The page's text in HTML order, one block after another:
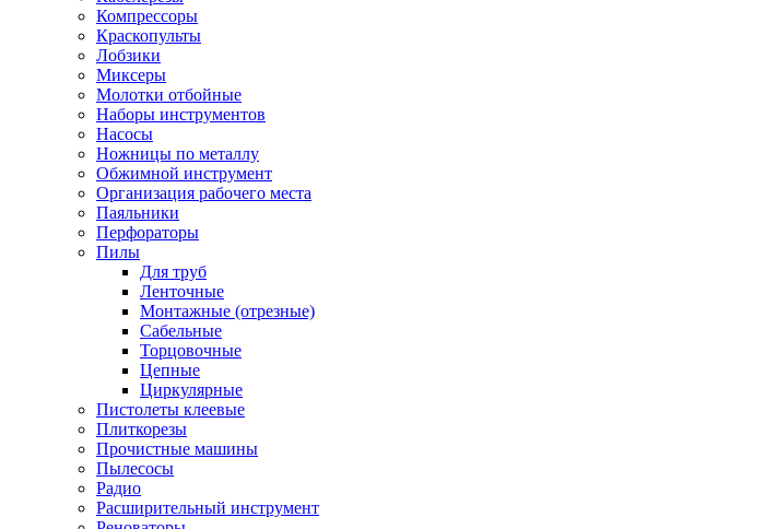
Компрессоры
Краскопульты
Лобзики
Миксеры
Молотки отбойные
Наборы инструментов
Насосы
Ножницы по металлу
Обжимной инструмент
Организация рабочего места
Паяльники
Перфораторы
Пилы
Для труб
Ленточные
Монтажные (отрезные)
Сабельные
Торцовочные
Цепные
Циркулярные
Пистолеты клеевые
Плиткорезы
Прочистные машины
Пылесосы
Радио
Расширительный инструмент